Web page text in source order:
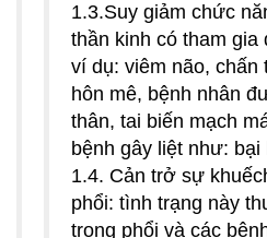
1.3.Suy giảm chức
thần kinh có tham gia
ví dụ: viêm não, chấn
hôn mê, bệnh nhân
thân, tai biến mạch
bệnh gây liệt như:
1.4. Cản trở sự
phổi: tình trạng này
trong phổi và các